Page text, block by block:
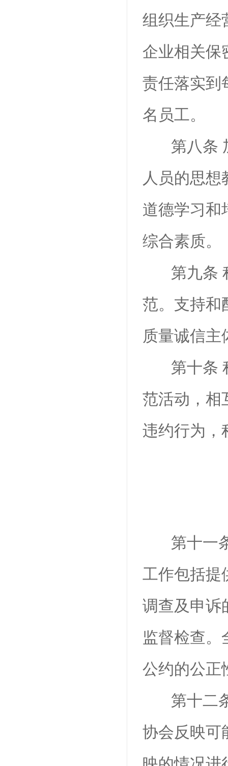
组织生产经
企业相关保
责任落实到
名员工。
第八条
人员的思
道德学习和
综合素质。
第九条
范。支持和
质量诚信主
第十条
范活动，相
违约行为，
第十一
工作包括提
调查及申诉
监督检查。
公约的公正
第十二
协会反映可